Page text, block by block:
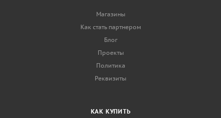
Магазины
Как стать партнером
Блог
Проекты
Политика
Реквизиты
КАК КУПИТЬ